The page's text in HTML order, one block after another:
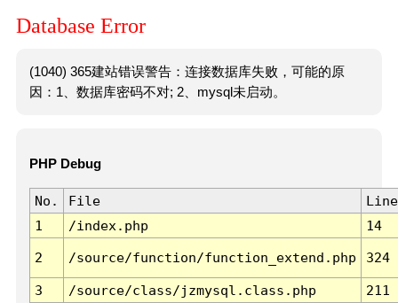
Database Error
(1040) 365建站错误警告：连接数据库失败，可能的原
因：1、数据库密码不对; 2、mysql未启动。
PHP Debug
No. File
Line
1
/index.php 14
2 /source/function/function_extend.php 324
3 /source/class/jzmysql.class.php
211